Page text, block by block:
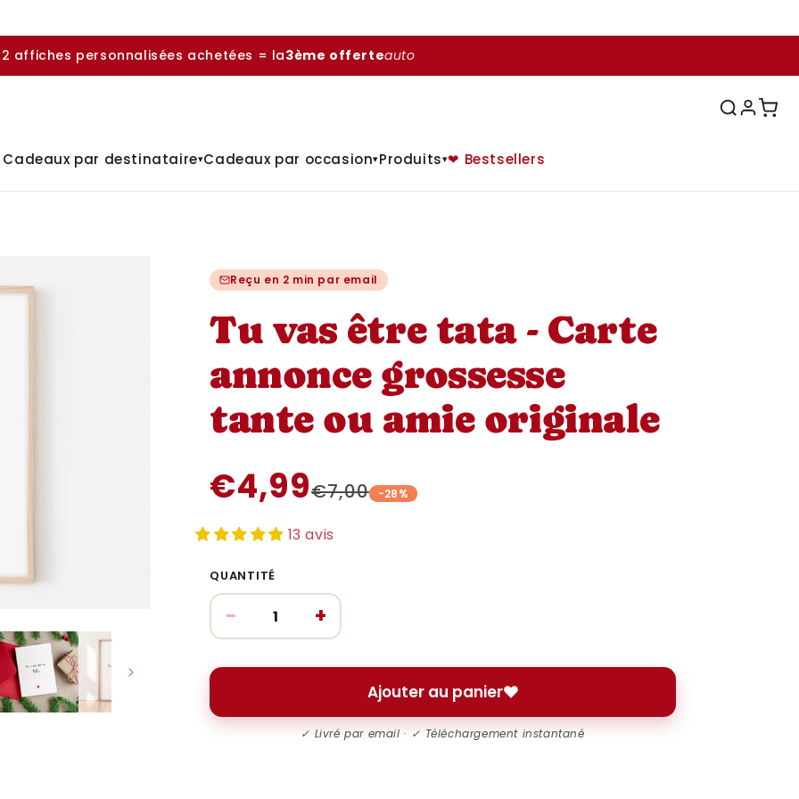
2 affiches personnalisées achetées = la3ème offerteauto
Cadeaux par destinataire▾Cadeaux par occasion▾Produits▾❤ Bestsellers
Reçu en 2 min par email
Tu vas être tata - Carte
annonce grossesse
tante ou amie originale
€4,99€7,00 -28%
13 avis
QUANTITÉ
− +
Ajouter au panier
✓ Livré par email · ✓ Téléchargement instantané